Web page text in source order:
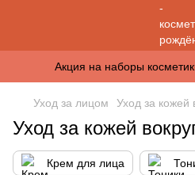
Акция на наборы
Уход за лицом Уход за кожей
Уход за кожей
Крем для лица